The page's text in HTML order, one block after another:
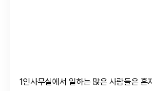
1인사무실에서 일하는 많은 사람들은 혼